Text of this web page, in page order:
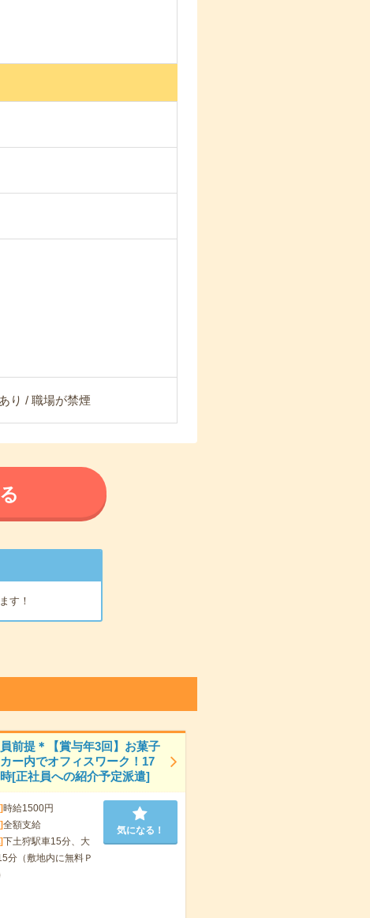
り / 職場が禁煙
す！
前提＊【賞与年3回】お菓子
ー内でオフィスワーク！17
[正社員への紹介予定派遣]
時給1500円
全額支給
下土狩駅車15分、大
分（敷地内に無料Ｐ
気になる！